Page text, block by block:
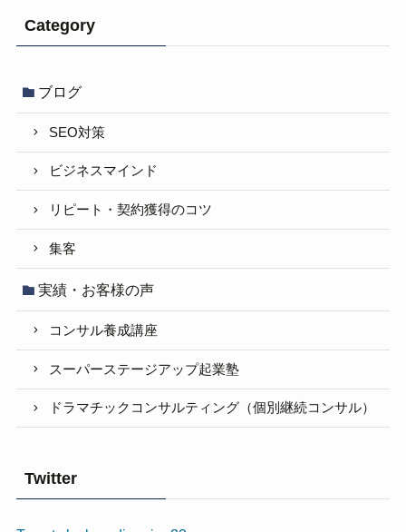
Category
ブログ
SEO対策
ビジネスマインド
リピート・契約獲得のコツ
集客
実績・お客様の声
コンサル養成講座
スーパーステージアップ起業塾
ドラマチックコンサルティング（個別継続コンサル）
Twitter